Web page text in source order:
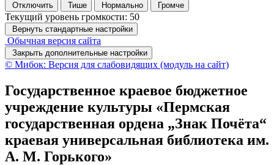
Отключить Тише Нормально Громче
Текущий уровень громкости: 50
Вернуть стандартные настройки
Обычная версия сайта
Закрыть дополнительные настройки
© Мибок: Версия для слабовидящих (модуль на сайт)
Государственное краевое бюджетное
учреждение культуры «Пермская
государственная ордена „Знак Почёта“
краевая универсальная библиотека им.
А. М. Горького»